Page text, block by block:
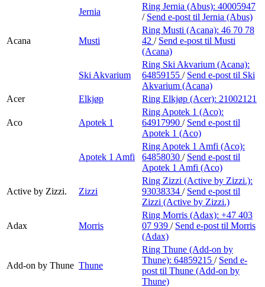
Jernia
Ring Jernia (Abus): 40005947
/ Send e-post til Jernia (Abus)
Acana Musti
Ring Musti (Acana): 46 70 78
42 / Send e-post til Musti
(Acana)
Ski Akvarium
Ring Ski Akvarium (Acana):
64859155 / Send e-post til Ski
Akvarium (Acana)
Acer
Elkjøp Ring Elkjøp (Acer): 21002121
Aco Apotek 1
Ring Apotek 1 (Aco):
64917990 / Send e-post til
Apotek 1 (Aco)
Apotek 1 Amfi
Ring Apotek 1 Amfi (Aco):
64858030 / Send e-post til
Apotek 1 Amfi (Aco)
Active by Zizzi. Zizzi
Ring Zizzi (Active by Zizzi.):
93038334 / Send e-post til
Zizzi (Active by Zizzi.)
Adax Morris
Ring Morris (Adax): +47 403
07 939 / Send e-post til Morris
(Adax)
Add-on by Thune Thune
Ring Thune (Add-on by
Thune): 64859215 / Send e-
post til Thune (Add-on by
Thune)